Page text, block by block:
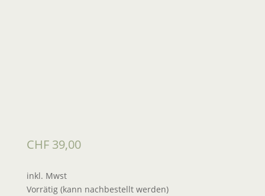
CHF39,00
inkl. Mwst
Vorrätig (kann nachbestellt werden)